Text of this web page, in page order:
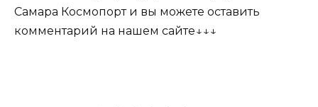
Самара Космопорт и вы можете оставить
комментарий на нашем сайте↓↓↓